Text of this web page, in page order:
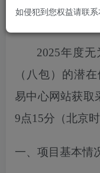
项目概况
2025年度
（八包） 的潜
易中心网站获取
9点15分 （北京
一、项目基本情
如侵犯到您权益请联